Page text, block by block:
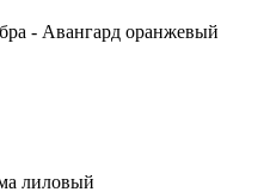
- Авангард оранжевый
лиловый